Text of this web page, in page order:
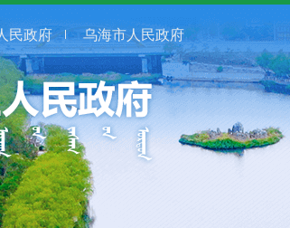
民政府 乌海市人民政府